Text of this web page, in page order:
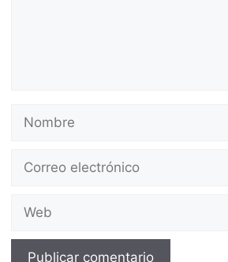
electrónico